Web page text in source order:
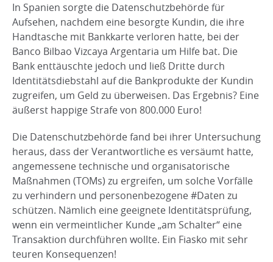
In Spanien sorgte die Datenschutzbehörde für
Aufsehen, nachdem eine besorgte Kundin, die ihre
Handtasche mit Bankkarte verloren hatte, bei der
Banco Bilbao Vizcaya Argentaria um Hilfe bat. Die
Bank enttäuschte jedoch und ließ Dritte durch
Identitätsdiebstahl auf die Bankprodukte der Kundin
zugreifen, um Geld zu überweisen. Das Ergebnis? Eine
äußerst happige Strafe von 800.000 Euro!
Die Datenschutzbehörde fand bei ihrer Untersuchung
heraus, dass der Verantwortliche es versäumt hatte,
angemessene technische und organisatorische
Maßnahmen (TOMs) zu ergreifen, um solche Vorfälle
zu verhindern und personenbezogene #Daten zu
schützen. Nämlich eine geeignete Identitätsprüfung,
wenn ein vermeintlicher Kunde „am Schalter“ eine
Transaktion durchführen wollte. Ein Fiasko mit sehr
teuren Konsequenzen!